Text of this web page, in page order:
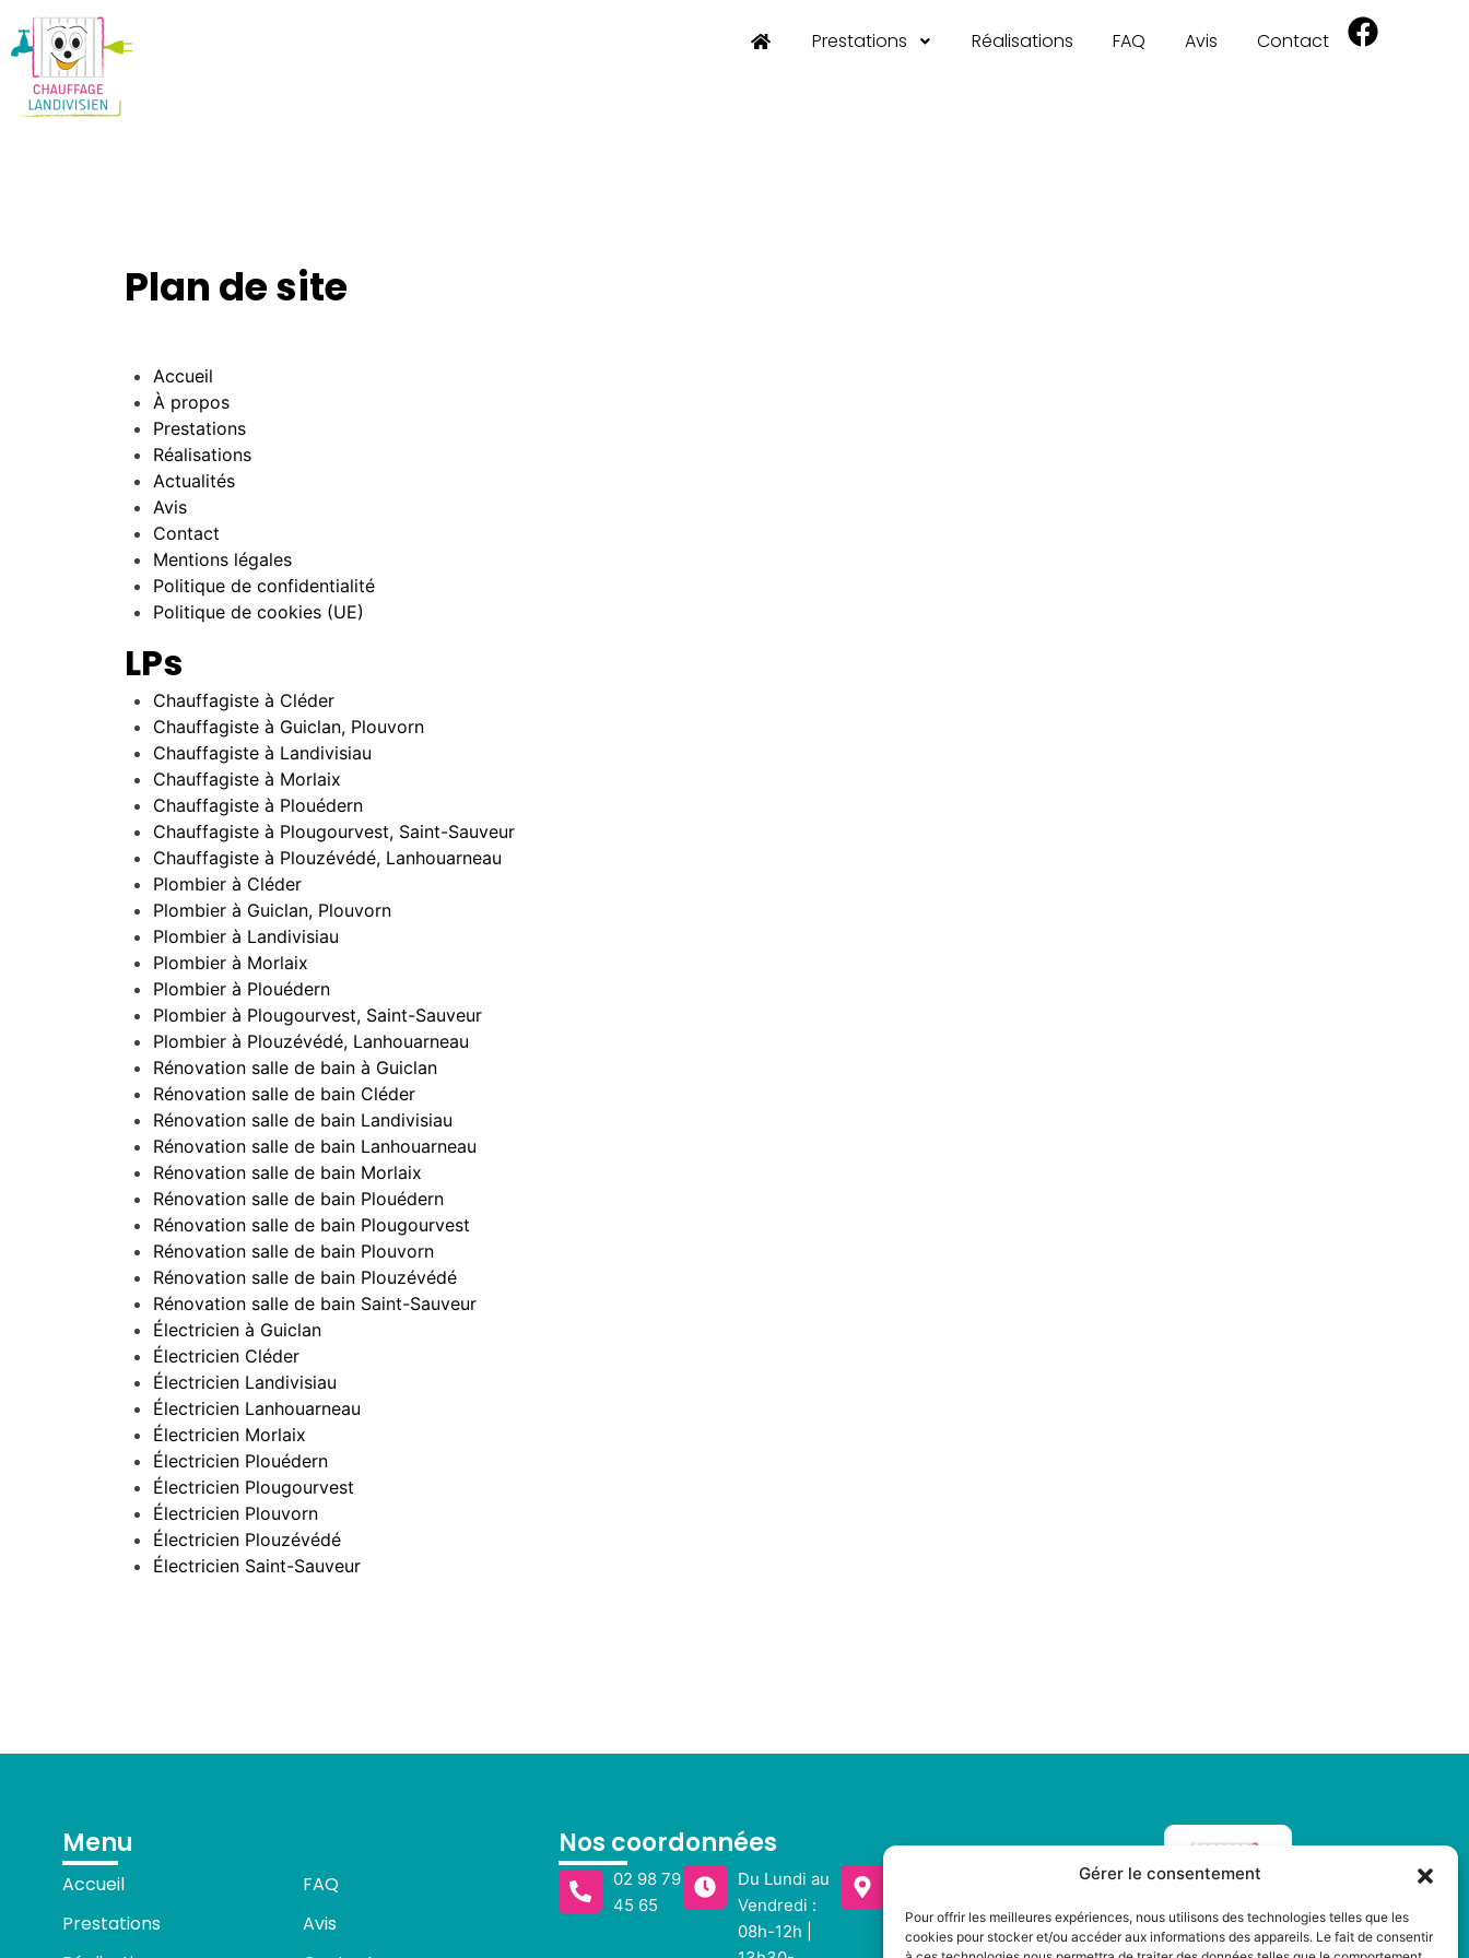
Gérer le consentement
Pour offrir les meilleures expériences, nous utilisons des technologies telles que les
cookies pour stocker et/ou accéder aux informations des appareils. Le fait de consentir
Prestations Réalisations FAQ Avis Contact
Plan de site
Accueil
À propos
Prestations
Réalisations
Actualités
Avis
Contact
Mentions légales
Politique de confidentialité
Politique de cookies (UE)
LPs
Chauffagiste à Cléder
Chauffagiste à Guiclan, Plouvorn
Chauffagiste à Landivisiau
Chauffagiste à Morlaix
Chauffagiste à Plouédern
Chauffagiste à Plougourvest, Saint-Sauveur
Chauffagiste à Plouzévédé, Lanhouarneau
Plombier à Cléder
Plombier à Guiclan, Plouvorn
Plombier à Landivisiau
Plombier à Morlaix
Plombier à Plouédern
Plombier à Plougourvest, Saint-Sauveur
Plombier à Plouzévédé, Lanhouarneau
Rénovation salle de bain à Guiclan
Rénovation salle de bain Cléder
Rénovation salle de bain Landivisiau
Rénovation salle de bain Lanhouarneau
Rénovation salle de bain Morlaix
Rénovation salle de bain Plouédern
Rénovation salle de bain Plougourvest
Rénovation salle de bain Plouvorn
Rénovation salle de bain Plouzévédé
Rénovation salle de bain Saint-Sauveur
Électricien à Guiclan
Électricien Cléder
Électricien Landivisiau
Électricien Lanhouarneau
Électricien Morlaix
Électricien Plouédern
Électricien Plougourvest
Électricien Plouvorn
Électricien Plouzévédé
Électricien Saint-Sauveur
Menu
Accueil
Prestations
FAQ
Avis
Nos coordonnées
02 98 79
45 65
Du Lundi au
Vendredi :
08h-12h |